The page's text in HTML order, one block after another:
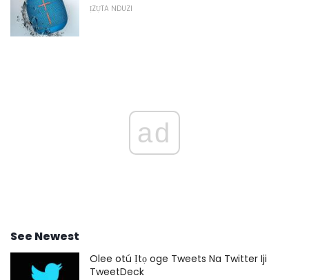
ỊZỤTA NDUZI
ad
See Newest
Olee otú Ịtọ oge Tweets Na Twitter Iji
TweetDeck